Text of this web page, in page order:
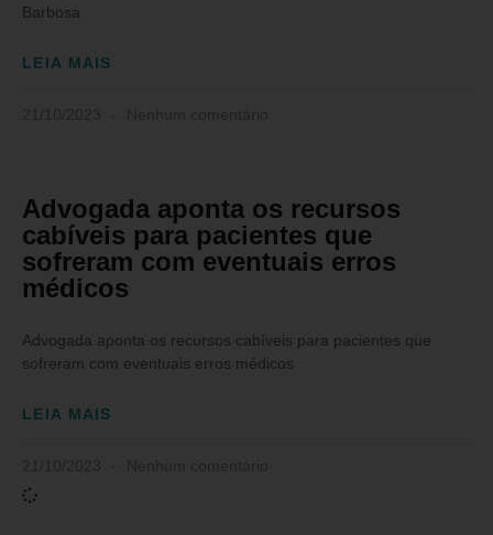
Barbosa
LEIA MAIS
Advogada aponta os recursos
cabíveis para pacientes que
sofreram com eventuais erros
médicos
Advogada aponta os recursos cabíveis para pacientes que
sofreram com eventuais erros médicos
LEIA MAIS